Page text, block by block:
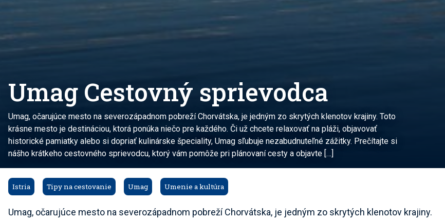
Umag Cestovný sprievodca
Umag, očarujúce mesto na severozápadnom pobreží Chorvátska, je jedným zo skrytých klenotov krajiny. Toto
krásne mesto je destináciou, ktorá ponúka niečo pre každého. Či už chcete relaxovať na pláži, objavovať
historické pamiatky alebo si dopriať kulinárske špeciality, Umag sľubuje nezabudnuteľné zážitky. Prečítajte si
nášho krátkeho cestovného sprievodcu, ktorý vám pomôže pri plánovaní cesty a objavte […]
Istria Tipy na cestovanie Umag Umenie a kultúra
Umag, očarujúce mesto na severozápadnom pobreží Chorvátska, je jedným zo skrytých klenotov krajiny.